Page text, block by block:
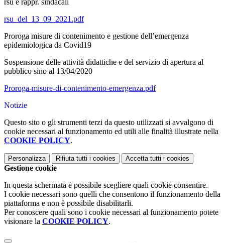
rsu e rappr. sindacali
rsu_del_13_09_2021.pdf
Proroga misure di contenimento e gestione dell’emergenza
epidemiologica da Covid19
Sospensione delle attività didattiche e del servizio di apertura al
pubblico sino al 13/04/2020
Proroga-misure-di-contenimento-emergenza.pdf
Notizie
Questo sito o gli strumenti terzi da questo utilizzati si avvalgono di
cookie necessari al funzionamento ed utili alle finalità illustrate nella
COOKIE POLICY.
Personalizza Rifiuta tutti i cookies Accetta tutti i cookies
Gestione cookie
In questa schermata è possibile scegliere quali cookie consentire.
I cookie necessari sono quelli che consentono il funzionamento della
piattaforma e non è possibile disabilitarli.
Per conoscere quali sono i cookie necessari al funzionamento potete
visionare la COOKIE POLICY.